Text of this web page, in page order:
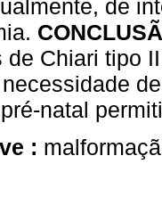
de
de Chiari tipo
natal
: